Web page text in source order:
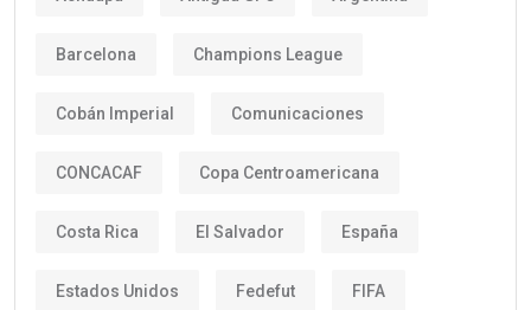
Barcelona Champions League
Cobán Imperial Comunicaciones
CONCACAF Copa Centroamericana
Costa Rica El Salvador España
Estados Unidos Fedefut FIFA